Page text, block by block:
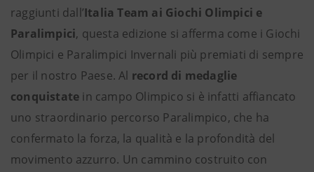
raggiunti dall’Italia Team ai Giochi Olimpici e
Paralimpici, questa edizione si afferma come i Giochi
Olimpici e Paralimpici Invernali più premiati di sempre
per il nostro Paese. Al record di medaglie
conquistate in campo Olimpico si è infatti affiancato
uno straordinario percorso Paralimpico, che ha
confermato la forza, la qualità e la profondità del
movimento azzurro. Un cammino costruito con